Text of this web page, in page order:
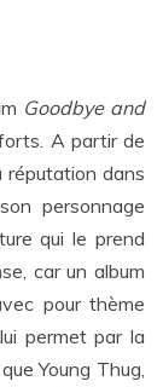
Goodbye and
A partir de
réputation dans
personnage
qui le prend
car un album
pour thème
permet par la
Young Thug,